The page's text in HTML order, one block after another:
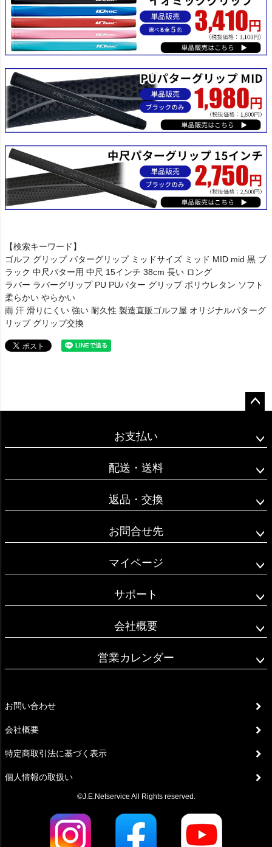
【検索キーワード】
ゴルフ グリップ パターグリップ ミッドサイズ ミッド MID mid 黒 ブ
ラック 中尺パター用 中尺 15インチ 38cm 長い ロング
ラバー ラバーグリップ PU PUパター グリップ ポリウレタン ソフト
柔らかい やらかい
雨 汗 滑りにくい 強い 耐久性 製造直販ゴルフ屋 オリジナルパターグ
リップ グリップ交換
ップ
お支払い
配送・送料
返品・交換
お問合せ先
マイページ
サポート
会社概要
営業カレンダー
お問い合わせ
会社概要
特定商取引法に基づく表示
個人情報の取扱い
©J.E.Netservice All Rights reserved.